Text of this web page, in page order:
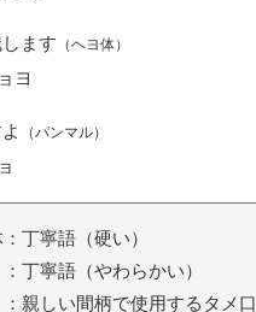
ます （ヘヨ体）
ヨ
（パンマル）
丁寧語（硬い）
寧語（やわらかい）
親しい間柄で使用するタメ口